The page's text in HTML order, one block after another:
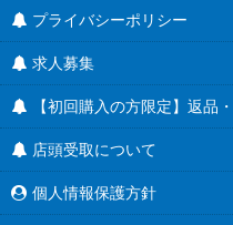
プライバシーポリシー
求人募集
【初回購入の方限定】返品
店頭受取について
個人情報保護方針